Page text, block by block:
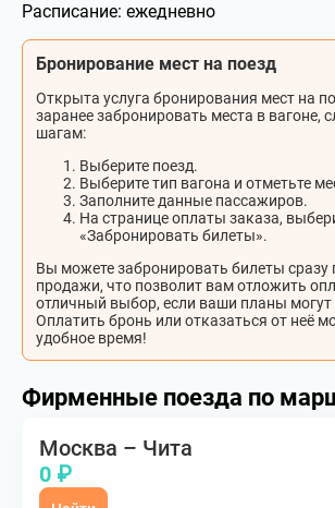
Расписание: ежедневно
Бронирование мест на поезд
Открыта услуга бронирования мест на
заранее забронировать места в вагоне,
шагам:
Выберите поезд.
Выберите тип вагона и отметьте
Заполните данные пассажиров.
На странице оплаты заказа,
«Забронировать билеты».
Вы можете забронировать билеты сразу
продажи, что позволит вам отложить
отличный выбор, если ваши планы могут
Оплатить бронь или отказаться от неё
удобное время!
Фирменные поезда по
Москва – Чита
0 ₽